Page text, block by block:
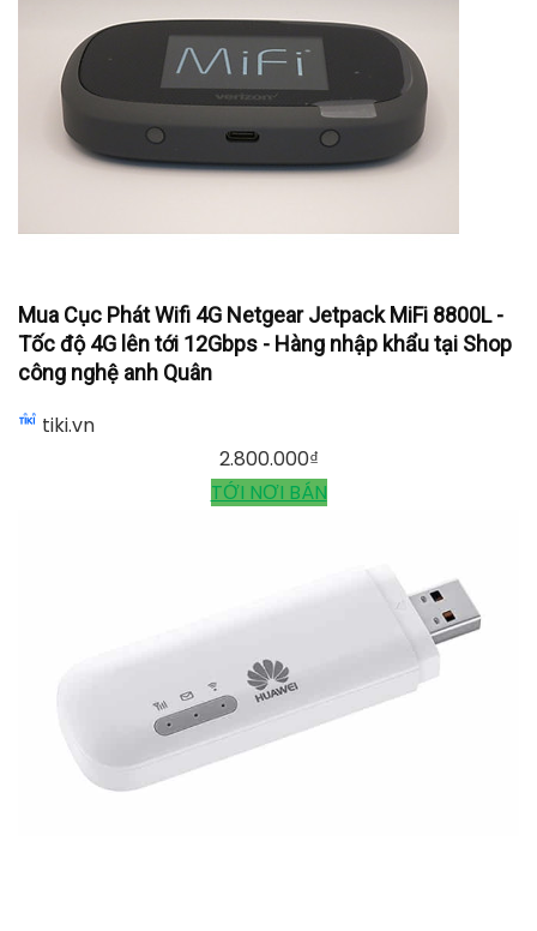
Mua Cục Phát Wifi 4G Netgear Jetpack MiFi 8800L -
Tốc độ 4G lên tới 12Gbps - Hàng nhập khẩu tại Shop
công nghệ anh Quân
tiki.vn
2.800.000₫
TỚI NƠI BÁN